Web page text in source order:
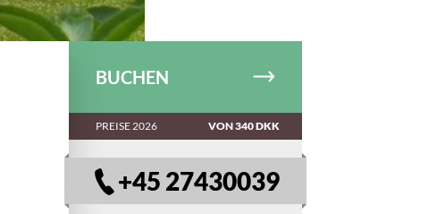
BUCHEN
PREISE 2026 VON 340 DKK
+45 27430039